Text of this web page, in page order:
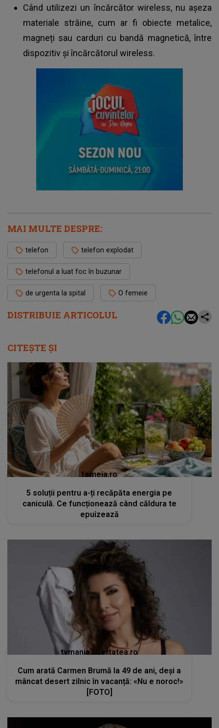
DISTRIBUIE ARTICOLUL
Când utilizezi un încărcător wireless, nu așeza
materiale străine, cum ar fi obiecte metalice,
magneți sau carduri cu bandă magnetică, între
dispozitiv și încărcătorul wireless.
MAI MULTE DESPRE:
telefon telefon explodat
telefonul a luat foc în buzunar
de urgenta la spital O femeie
CITEȘTE ȘI
femeia.ro
5 soluții pentru a-ți recăpăta energia pe
caniculă. Ce funcționează când căldura te
epuizează
tvmania.libertatea.ro
Cum arată Carmen Brumă la 49 de ani, deși a
mâncat desert zilnic în vacanță: «Nu e noroc!»
[FOTO]